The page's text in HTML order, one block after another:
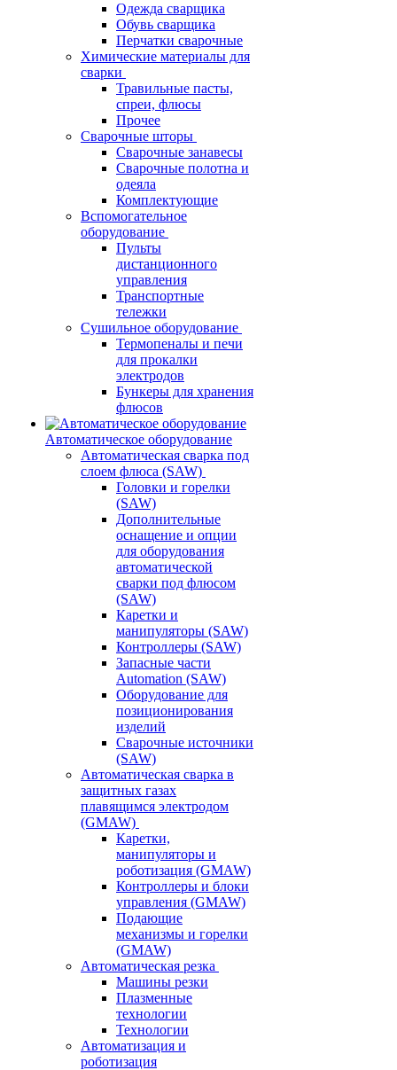
Одежда сварщика
Обувь сварщика
Перчатки сварочные
Химические материалы для
сварки
Травильные пасты,
спреи, флюсы
Прочее
Сварочные шторы
Сварочные занавесы
Сварочные полотна и
одеяла
Комплектующие
Вспомогательное
оборудование
Пульты
дистанционного
управления
Транспортные
тележки
Сушильное оборудование
Термопеналы и печи
для прокалки
электродов
Бункеры для хранения
флюсов
Автоматическое оборудование
Автоматическая сварка под
слоем флюса (SAW)
Головки и горелки
(SAW)
Дополнительные
оснащение и опции
для оборудования
автоматической
сварки под флюсом
(SAW)
Каретки и
манипуляторы (SAW)
Контроллеры (SAW)
Запасные части
Automation (SAW)
Оборудование для
позиционирования
изделий
Сварочные источники
(SAW)
Автоматическая сварка в
защитных газах
плавящимся электродом
(GMAW)
Каретки,
манипуляторы и
роботизация (GMAW)
Контроллеры и блоки
управления (GMAW)
Подающие
механизмы и горелки
(GMAW)
Автоматическая резка
Машины резки
Плазменные
технологии
Технологии
Автоматизация и
роботизация